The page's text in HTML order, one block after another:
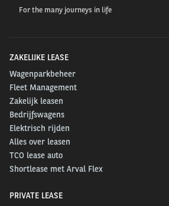
For the many journeys in life
ZAKELIJKE LEASE
Wagenparkbeheer
Fleet Management
Zakelijk leasen
Bedrijfswagens
Elektrisch rijden
Alles over leasen
TCO lease auto
Shortlease met Arval Flex
PRIVATE LEASE